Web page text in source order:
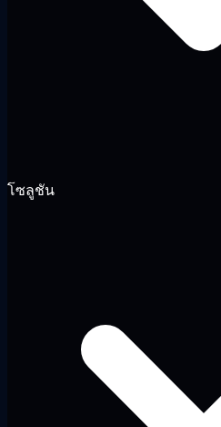
โซลูชัน